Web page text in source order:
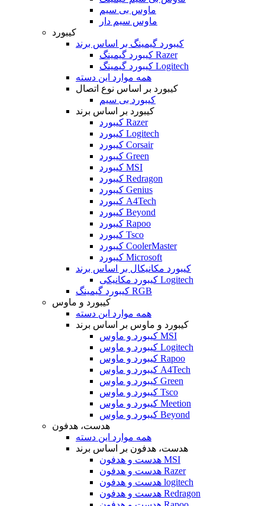
ماوس بی سیم
ماوس سیم دار
کیبورد
کیبورد گیمینگ بر اساس برند
کیبورد گیمینگ Razer
کیبورد گیمینگ Logitech
همه موارد این دسته
کیبورد بر اساس نوع اتصال
کیبورد بی سیم
کیبورد بر اساس برند
کیبورد Razer
کیبورد Logitech
کیبورد Corsair
کیبورد Green
کیبورد MSI
کیبورد Redragon
کیبورد Genius
کیبورد A4Tech
کیبورد Beyond
کیبورد Rapoo
کیبورد Tsco
کیبورد CoolerMaster
کیبورد Microsoft
کیبورد مکانیکال بر اساس برند
کیبورد مکانیکی Logitech
کیبورد گیمینگ RGB
کیبورد و ماوس
همه موارد این دسته
کیبورد و ماوس بر اساس برند
کیبورد و ماوس MSI
کیبورد و ماوس Logitech
کیبورد و ماوس Rapoo
کیبورد و ماوس A4Tech
کیبورد و ماوس Green
کیبورد و ماوس Tsco
کیبورد و ماوس Meetion
کیبورد و ماوس Beyond
هدست، هدفون
همه موارد این دسته
هدست، هدفون بر اساس برند
هدست و هدفون MSI
هدست و هدفون Razer
هدست و هدفون logitech
هدست و هدفون Redragon